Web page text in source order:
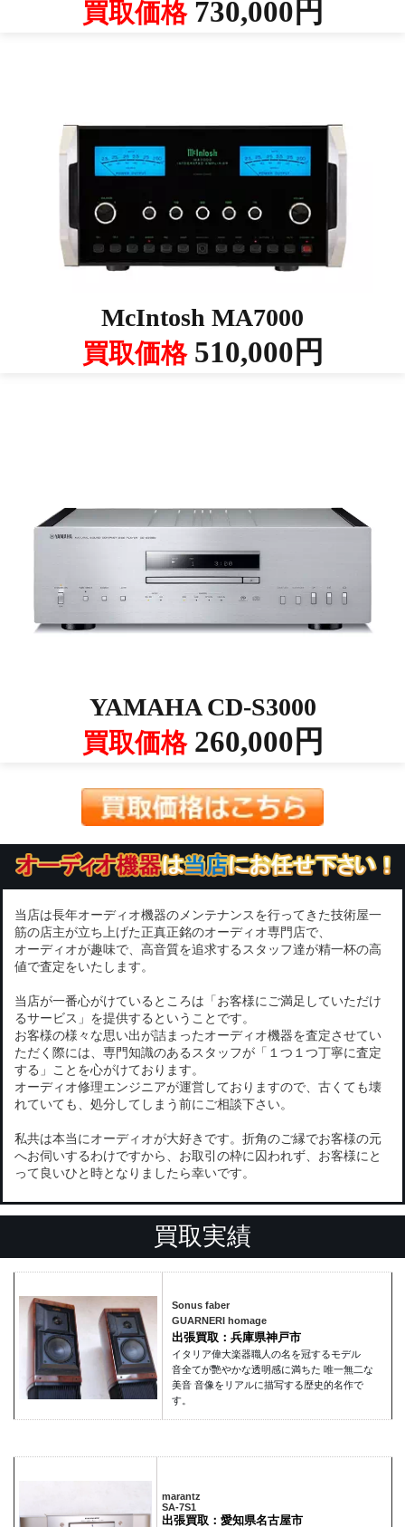
買取価格730,000円
McIntosh MA7000
買取価格510,000円
YAMAHA CD-S3000
買取価格260,000円
当店は長年オーディオ機器のメンテナンスを行ってきた技術屋一
筋の店主が立ち上げた正真正銘のオーディオ専門店で、
オーディオが趣味で、高音質を追求するスタッフ達が精一杯の高
値で査定をいたします。
当店が一番心がけているところは「お客様にご満足していただけ
るサービス」を提供するということです。
お客様の様々な思い出が詰まったオーディオ機器を査定させてい
ただく際には、専門知識のあるスタッフが「１つ１つ丁寧に査定
する」ことを心がけております。
オーディオ修理エンジニアが運営しておりますので、古くても壊
れていても、処分してしまう前にご相談下さい。
私共は本当にオーディオが大好きです。折角のご縁でお客様の元
へお伺いするわけですから、お取引の枠に囚われず、お客様にと
って良いひと時となりましたら幸いです。
買取実績
Sonus faber
GUARNERI homage
出張買取：兵庫県神戸市
イタリア偉大楽器職人の名を冠するモデル
音全てが艷やかな透明感に満ちた 唯一無二な
美音 音像をリアルに描写する歴史的名作で
す。
marantz
SA-7S1
出張買取：愛知県名古屋市